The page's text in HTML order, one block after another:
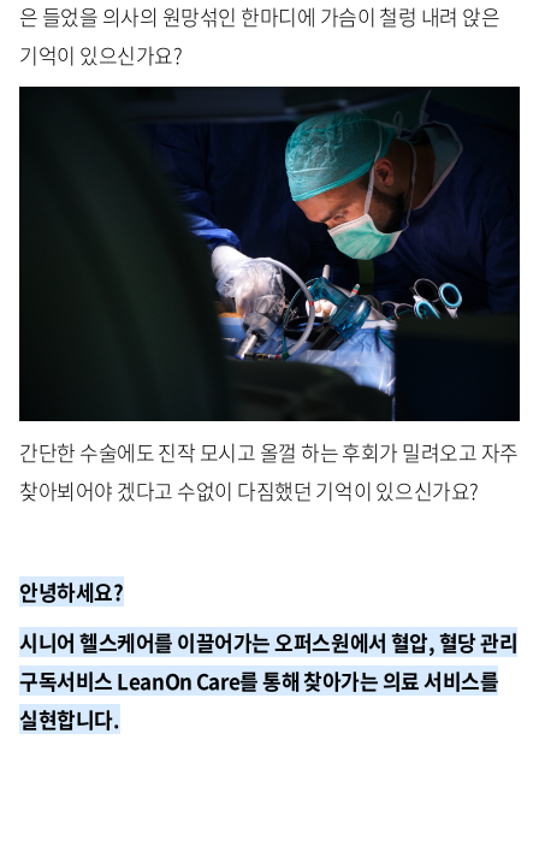
은 들었을 의사의 원망섞인 한마디에 가슴이 철렁 내려 앉은
기억이 있으신가요?
간단한 수술에도 진작 모시고 올껄 하는 후회가 밀려오고 자주
찾아뵈어야 겠다고 수없이 다짐했던 기억이 있으신가요?
안녕하세요?
시니어 헬스케어를 이끌어가는 오퍼스원에서 혈압, 혈당 관리
구독서비스 LeanOn Care를 통해 찾아가는 의료 서비스를
실현합니다.